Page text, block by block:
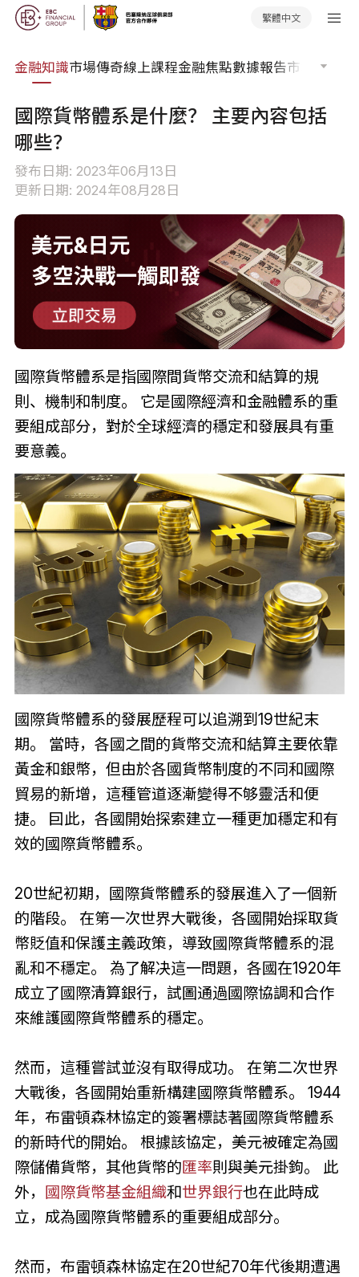
繁體中文
金融知識市場傳奇線上課程金融焦點數據報告市場分析
國際貨幣體系是什麼？ 主要內容包括
哪些？
發布日期: 2023年06月13日
更新日期: 2024年08月28日
國際貨幣體系是指國際間貨幣交流和結算的規
則、機制和制度。 它是國際經濟和金融體系的重
要組成部分，對於全球經濟的穩定和發展具有重
要意義。
國際貨幣體系的發展歷程可以追溯到19世紀末
期。 當時，各國之間的貨幣交流和結算主要依靠
黃金和銀幣，但由於各國貨幣制度的不同和國際
貿易的新增，這種管道逐漸變得不够靈活和便
捷。 囙此，各國開始探索建立一種更加穩定和有
效的國際貨幣體系。
20世紀初期，國際貨幣體系的發展進入了一個新
的階段。 在第一次世界大戰後，各國開始採取貨
幣貶值和保護主義政策，導致國際貨幣體系的混
亂和不穩定。 為了解决這一問題，各國在1920年
成立了國際清算銀行，試圖通過國際協調和合作
來維護國際貨幣體系的穩定。
然而，這種嘗試並沒有取得成功。 在第二次世界
大戰後，各國開始重新構建國際貨幣體系。 1944
年，布雷頓森林協定的簽署標誌著國際貨幣體系
的新時代的開始。 根據該協定，美元被確定為國
際儲備貨幣，其他貨幣的匯率則與美元掛鉤。 此
外， 國際貨幣基金組織和世界銀行也在此時成
立，成為國際貨幣體系的重要組成部分。
然而，布雷頓森林協定在20世紀70年代後期遭遇